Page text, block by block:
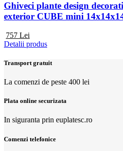
Ghiveci plante design
exterior CUBE mini
757 Lei
Detalii produs
Transport gratuit
La comenzi de peste 400 lei
Plata online securizata
In siguranta prin euplatesc.ro
Comenzi telefonice